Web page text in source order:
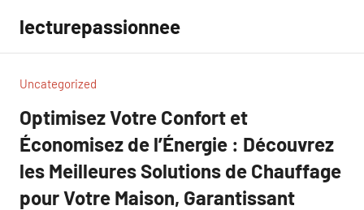
contenu
lecturepassionnee
Uncategorized
Optimisez Votre Confort et
Économisez de l’Énergie : Découvrez
les Meilleures Solutions de Chauffage
pour Votre Maison, Garantissant